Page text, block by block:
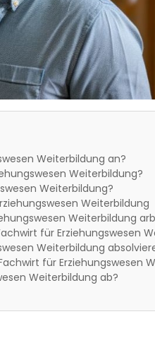
Weiterbildung an?
Weiterbildung?
Weiterbildung?
Weiterbildung
Weiterbildung
für Erziehungswesen
Weiterbildung
für Erziehungswesen
Weiterbildung ab?